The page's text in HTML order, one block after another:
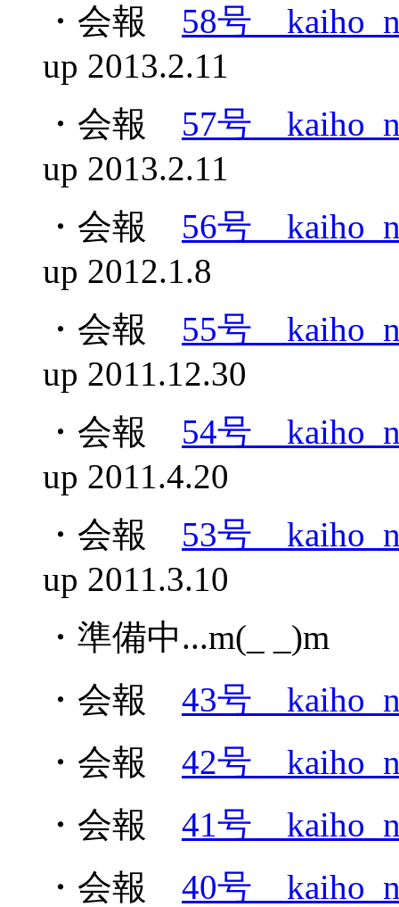
・会報 58号
up 2013.2.11
・会報 57号
up 2013.2.11
・会報 56号
up 2012.1.8
・会報 55号
up 2011.12.30
・会報 54号
up 2011.4.20
・会報 53号
up 2011.3.10
・準備中...m(_ _)m
・会報 43号
・会報 42号
・会報 41号
・会報 40号